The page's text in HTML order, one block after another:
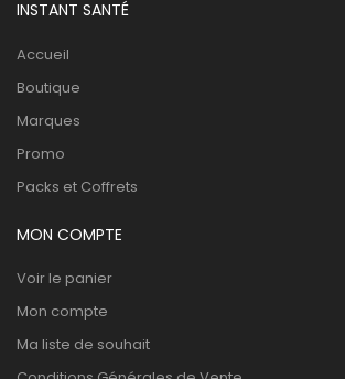
INSTANT SANTÉ
Accueil
Boutique
Marques
Promo
Packs et Coffrets
MON COMPTE
Voir le panier
Mon compte
Ma liste de souhait